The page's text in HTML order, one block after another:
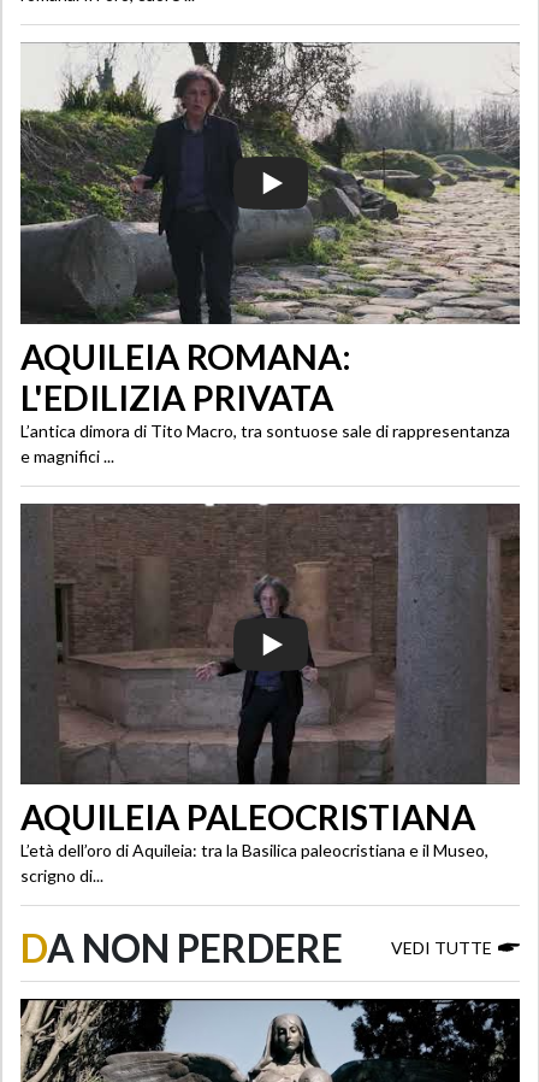
AQUILEIA ROMANA:
L'EDILIZIA PRIVATA
L’antica dimora di Tito Macro, tra sontuose sale di rappresentanza
e magnifici ...
AQUILEIA PALEOCRISTIANA
L’età dell’oro di Aquileia: tra la Basilica paleocristiana e il Museo,
scrigno di...
DA NON PERDERE VEDI TUTTE